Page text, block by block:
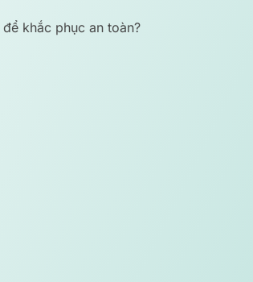
để khắc phục an toàn?